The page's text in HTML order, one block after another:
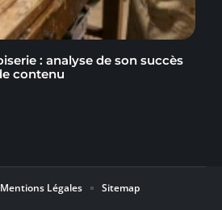
: analyse de son succès
contenu
Mentions Légales Sitemap